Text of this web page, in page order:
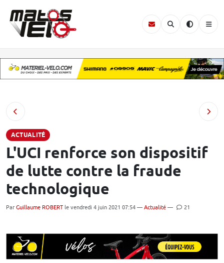
ACTUALITÉ
L'UCI renforce son dispositif
de lutte contre la fraude
technologique
Par Guillaume ROBERT le vendredi 4 juin 2021 07:54 — Actualité — 21